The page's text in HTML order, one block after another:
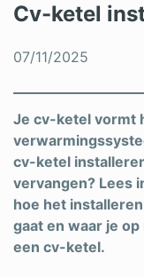
Cv-ketel
07/11/2025
Je cv-ketel vormt
cv-ketel
vervangen? Lees
hoe het
gaat en waar je
een cv-ketel.